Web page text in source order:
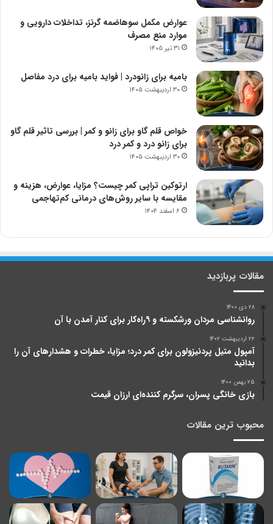
عوارض مکمل سوهاضمه گرنز، تداخلات دارویی و
موارد منع مصرف
۳۱ تیر ۱۴۰۵
بامیه برای زانودرد | فواید بامیه برای درد مفاصل
۳۰ اردیبهشت ۱۴۰۵
خواص قلم گاو برای زانو و کمر | بررسی تاثیر قلم گاو
برای زانو درد و کمر درد
۳۰ اردیبهشت ۱۴۰۵
ارتوکین تراپی کمر چیست؟ مزایا، عوارض، هزینه و
مقایسه با سایر روش‌های درمانی کم‌تهاجمی
۶ اسفند ۱۴۰۴
مقالات پربازدید
۲۸ دی ۱۴۰۰
روانشناسی مردان ورشکسته و ۹راه‌کار برای کنار آمدن با آن
۲۲ اردیبهشت ۱۴۰۲
آمپول متیل پردنیزولون برای کمر درد؛ مزایا، خطرات و هشدارهای آن را
بدانید
۲۵ بهمن ۱۴۰۰
بازی خانگی پسران، سرگرم کننده‌ای ارزان قیمت
محبوب ترین مقالات